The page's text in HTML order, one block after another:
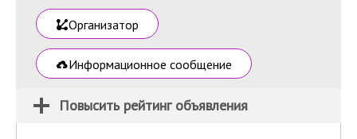
Организатор
Информационное сообщение
Повысить рейтинг объявления